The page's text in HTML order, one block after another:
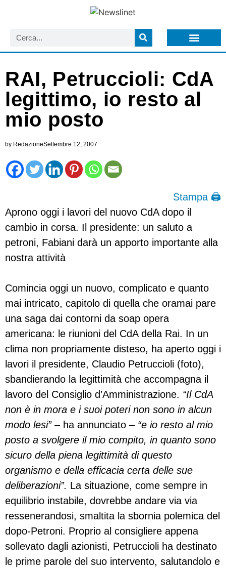
RAI, Petruccioli: CdA
legittimo, io resto al
mio posto
by RedazioneSettembre 12, 2007
Stampa 🖨
Aprono oggi i lavori del nuovo CdA dopo il
cambio in corsa. Il presidente: un saluto a
petroni, Fabiani darà un apporto importante alla
nostra attività
Comincia oggi un nuovo, complicato e quanto
mai intricato, capitolo di quella che oramai pare
una saga dai contorni da soap opera
americana: le riunioni del CdA della Rai. In un
clima non propriamente disteso, ha aperto oggi i
lavori il presidente, Claudio Petruccioli (foto),
sbandierando la legittimità che accompagna il
lavoro del Consiglio d’Amministrazione. “Il CdA
non è in mora e i suoi poteri non sono in alcun
modo lesi” – ha annunciato – “e io resto al mio
posto a svolgere il mio compito, in quanto sono
sicuro della piena legittimità di questo
organismo e della efficacia certa delle sue
deliberazioni”. La situazione, come sempre in
equilibrio instabile, dovrebbe andare via via
ressenerandosi, smaltita la sbornia polemica del
dopo-Petroni. Proprio al consigliere appena
sollevato dagli azionisti, Petruccioli ha destinato
le prime parole del suo intervento, salutandolo e